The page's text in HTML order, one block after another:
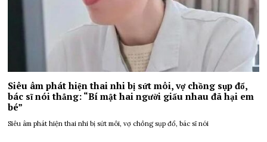
Siêu âm phát hiện thai nhi bị sứt môi, vợ chồng sụp đổ,
bác sĩ nói thẳng: “Bí mật hai người giấu nhau đã hại em
bé”
Siêu âm phát hiện thai nhi bị sứt môi, vợ chồng sụp đổ, bác sĩ nói